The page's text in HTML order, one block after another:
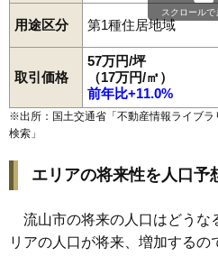
用途区分 第1種住居地域
取引価格
57万円/坪
（17万円/㎡）
前年比+11.0%
スクロールで
※出所：国土交通省「 不動産情報ライブ
検索 」
エリアの将来性を人口予
流山市の将来の人口はどうな
リアの人口が将来、増加するの